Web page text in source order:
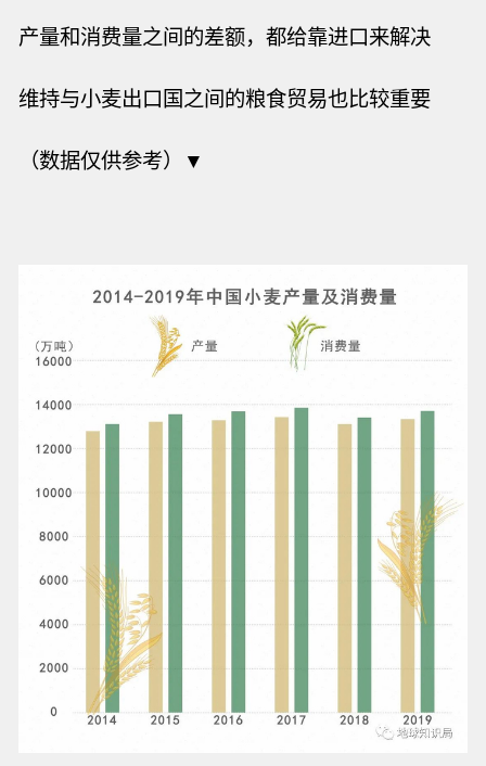
产量和消费量之间的差额，都给靠进口来解决
维持与小麦出口国之间的粮食贸易也比较重要
（数据仅供参考）▼